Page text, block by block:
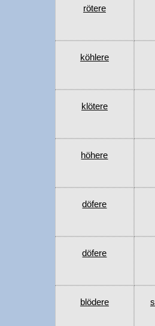
rötere
köhlere
klötere
höhere
döfere
döfere
blödere